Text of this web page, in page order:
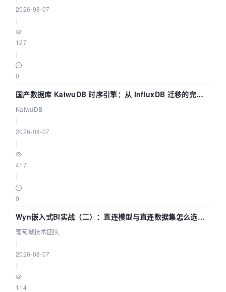
2026-08-07
127
0
国产数据库 KaiwuDB 时序引擎：从 InfluxDB 迁移的完整
技术路径
KaiwuDB
2026-08-07
417
0
Wyn嵌入式BI实战（二）：直连模型与直连数据集怎么选，
参数为什么不生效？| 葡萄城技术团队
葡萄城技术团队
2026-08-07
114